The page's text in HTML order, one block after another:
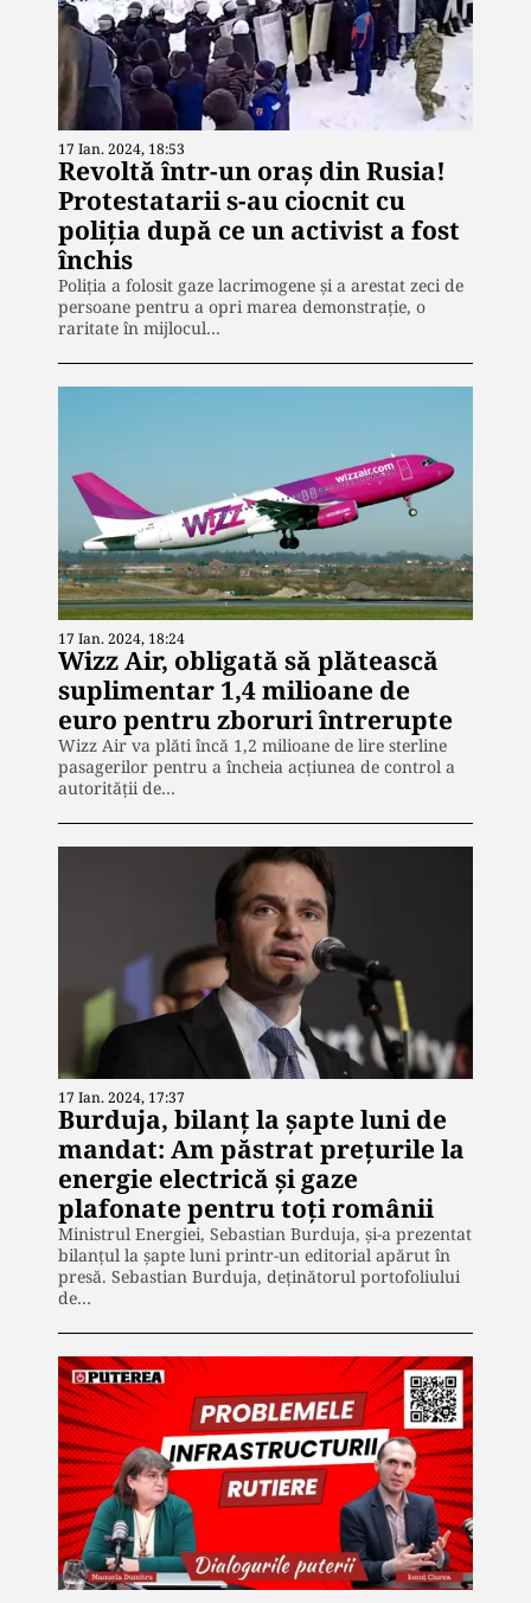
17 Ian. 2024, 18:53
Revoltă într-un oraș din Rusia!
Protestatarii s-au ciocnit cu
poliția după ce un activist a fost
închis
Poliția a folosit gaze lacrimogene și a arestat zeci de
persoane pentru a opri marea demonstrație, o
raritate în mijlocul…
17 Ian. 2024, 18:24
Wizz Air, obligată să plătească
suplimentar 1,4 milioane de
euro pentru zboruri întrerupte
Wizz Air va plăti încă 1,2 milioane de lire sterline
pasagerilor pentru a încheia acțiunea de control a
autorității de…
17 Ian. 2024, 17:37
Burduja, bilanț la șapte luni de
mandat: Am păstrat prețurile la
energie electrică și gaze
plafonate pentru toți românii
Ministrul Energiei, Sebastian Burduja, și-a prezentat
bilanțul la șapte luni printr-un editorial apărut în
presă. Sebastian Burduja, deținătorul portofoliului
de…